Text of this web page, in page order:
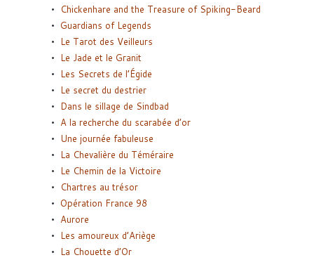
Chickenhare and the Treasure of Spiking-Beard
Guardians of Legends
Le Tarot des Veilleurs
Le Jade et le Granit
Les Secrets de l’Égide
Le secret du destrier
Dans le sillage de Sindbad
A la recherche du scarabée d’or
Une journée fabuleuse
La Chevalière du Téméraire
Le Chemin de la Victoire
Chartres au trésor
Opération France 98
Aurore
Les amoureux d’Ariège
La Chouette d’Or